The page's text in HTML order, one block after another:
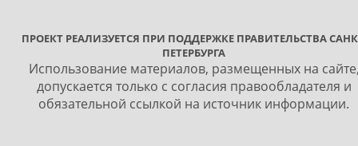
ПРОЕКТ РЕАЛИЗУЕТСЯ ПРИ ПОДДЕРЖКЕ ПРАВИТЕЛЬСТВА
ПЕТЕРБУРГА
Использование материалов, размещенных на
допускается только с согласия правообладателя и
обязательной ссылкой на источник информации.